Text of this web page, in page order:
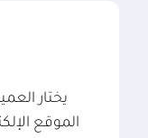
يختار